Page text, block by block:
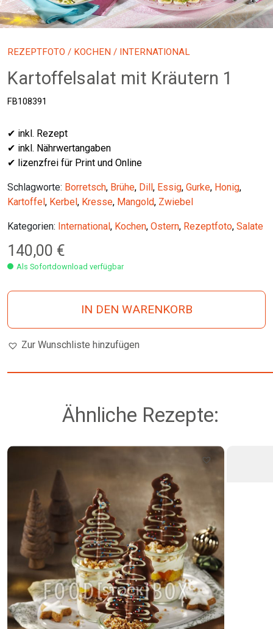
REZEPTFOTO / KOCHEN / INTERNATIONAL
Kartoffelsalat mit Kräutern 1
FB108391
✔ inkl. Rezept
✔ inkl. Nährwertangaben
✔ lizenzfrei für Print und Online
Schlagworte: Borretsch, Brühe, Dill , Essig, Gurke, Honig,
Kartoffel , Kerbel , Kresse, Mangold, Zwiebel
Kategorien: International , Kochen, Ostern, Rezeptfoto, Salate
140,00 €
Als Sofortdownload verfügbar
IN DEN WARENKORB
Zur Wunschliste hinzufügen
Ähnliche Rezepte: